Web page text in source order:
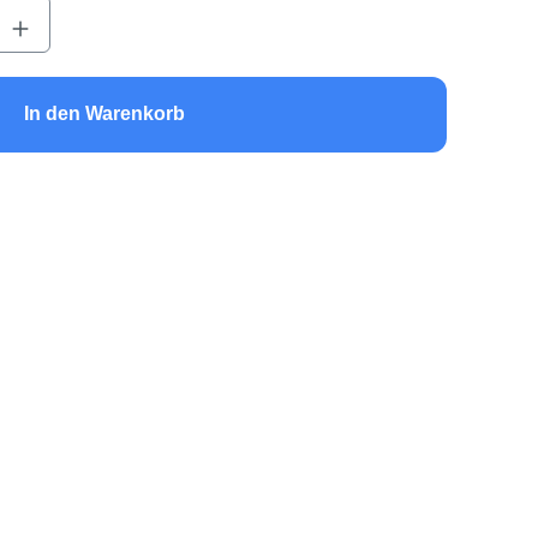
den gewünschten Wert ein oder
In den Warenkorb